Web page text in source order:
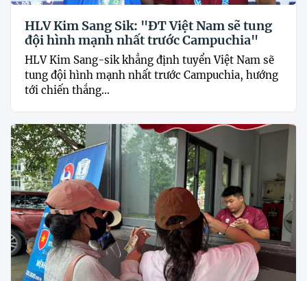
HLV Kim Sang Sik: "ĐT Việt Nam sẽ tung
đội hình mạnh nhất trước Campuchia"
HLV Kim Sang-sik khẳng định tuyển Việt Nam sẽ
tung đội hình mạnh nhất trước Campuchia, hướng
tới chiến thắng...